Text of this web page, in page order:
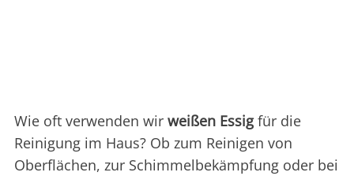
Wie oft verwenden wir weißen Essigfür die
Reinigung im Haus? Ob zum Reinigen von
Oberflächen, zur Schimmelbekämpfung oder bei